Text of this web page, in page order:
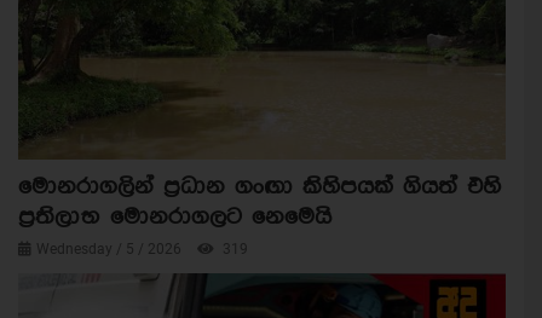
මොනරාගලින් ප්‍රධාන ගංඟා කිහිපයක් ගියත් එහි
ප්‍රතිලාභ මොනරාගලට නෙමෙයි
Wednesday / 5 / 2026 319